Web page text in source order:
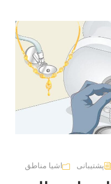
پشتیبانی اشیا مناطق